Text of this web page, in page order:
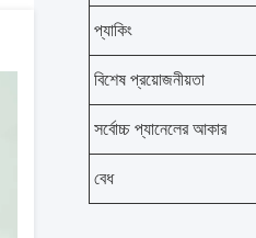
প্যাকিং
বিশেষ প্রয়োজনীয়তা
সর্বোচ্চ প্যানেলের আকার
বেধ